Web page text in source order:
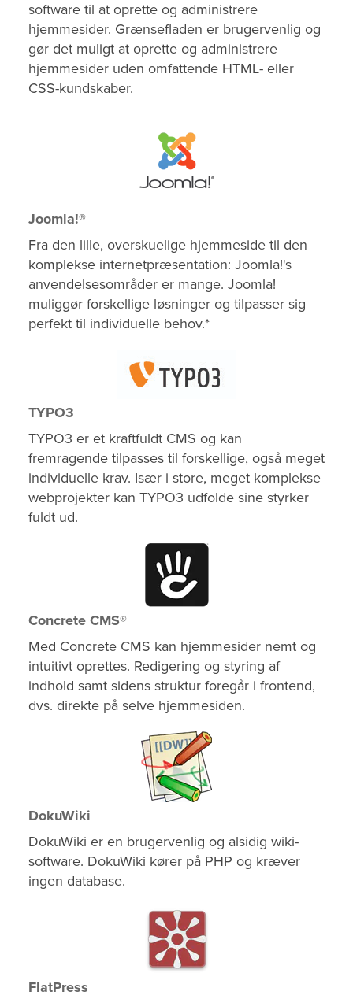
software til at oprette og administrere
hjemmesider. Grænsefladen er brugervenlig og
gør det muligt at oprette og administrere
hjemmesider uden omfattende HTML- eller
CSS-kundskaber.
Joomla!®
Fra den lille, overskuelige hjemmeside til den
komplekse internetpræsentation: Joomla!'s
anvendelsesområder er mange. Joomla!
muliggør forskellige løsninger og tilpasser sig
perfekt til individuelle behov.*
TYPO3
TYPO3 er et kraftfuldt CMS og kan
fremragende tilpasses til forskellige, også meget
individuelle krav. Især i store, meget komplekse
webprojekter kan TYPO3 udfolde sine styrker
fuldt ud.
Concrete CMS®
Med Concrete CMS kan hjemmesider nemt og
intuitivt oprettes. Redigering og styring af
indhold samt sidens struktur foregår i frontend,
dvs. direkte på selve hjemmesiden.
DokuWiki
DokuWiki er en brugervenlig og alsidig wiki-
software. DokuWiki kører på PHP og kræver
ingen database.
FlatPress